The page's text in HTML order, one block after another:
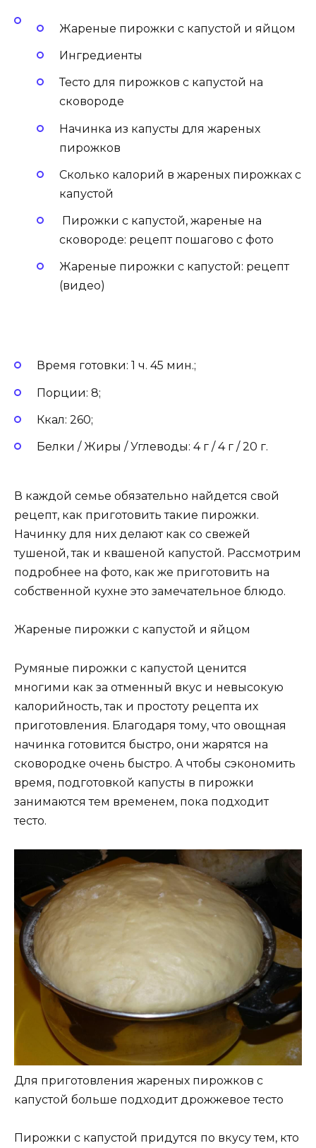
Жареные пирожки с капустой и яйцом
Ингредиенты
Тесто для пирожков с капустой на
сковороде
Начинка из капусты для жареных
пирожков
Сколько калорий в жареных пирожках с
капустой
Пирожки с капустой, жареные на
сковороде: рецепт пошагово с фото
Жареные пирожки с капустой: рецепт
(видео)
Время готовки: 1 ч. 45 мин.;
Порции: 8;
Ккал: 260;
Белки / Жиры / Углеводы: 4 г / 4 г / 20 г.
В каждой семье обязательно найдется свой
рецепт, как приготовить такие пирожки.
Начинку для них делают как со свежей
тушеной, так и квашеной капустой. Рассмотрим
подробнее на фото, как же приготовить на
собственной кухне это замечательное блюдо.
Жареные пирожки с капустой и яйцом
Румяные пирожки с капустой ценится
многими как за отменный вкус и невысокую
калорийность, так и простоту рецепта их
приготовления. Благодаря тому, что овощная
начинка готовится быстро, они жарятся на
сковородке очень быстро. А чтобы сэкономить
время, подготовкой капусты в пирожки
занимаются тем временем, пока подходит
тесто.
Для приготовления жареных пирожков с
капустой больше подходит дрожжевое тесто
Пирожки с капустой придутся по вкусу тем, кто